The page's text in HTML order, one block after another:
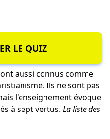
LE QUIZ
aussi connus comme
Ils ne sont pas
l'enseignement évoque
à sept vertus. La liste des